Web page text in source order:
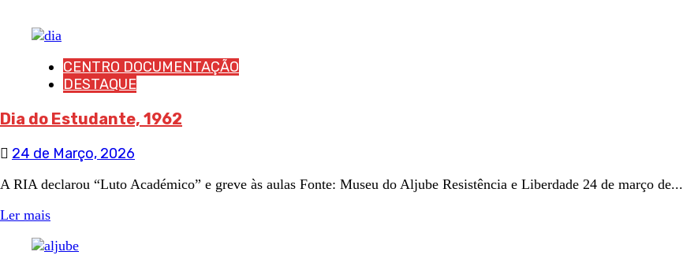
CENTRO DOCUMENTAÇÃO
DESTAQUE
Dia do Estudante, 1962
24 de Março, 2026
A RIA declarou “Luto Académico” e greve às aulas Fonte: Museu do Aljube Resistência e Liberdade 24 de março de...
Ler mais